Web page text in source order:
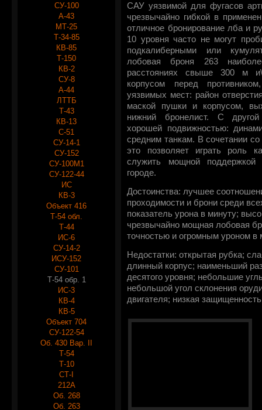
СУ-100
А-43
МТ-25
Т-34-85
КВ-85
Т-150
КВ-2
СУ-8
А-44
ЛТТБ
Т-43
КВ-13
С-51
СУ-14-1
СУ-152
СУ-100М1
СУ-122-44
ИС
КВ-3
Объект 416
Т-54 обл.
Т-44
ИС-6
СУ-14-2
ИСУ-152
СУ-101
Т-54 обр. 1
ИС-3
КВ-4
КВ-5
Объект 704
СУ-122-54
Об. 430 Вар. II
Т-54
Т-10
СТ-I
212А
Об. 268
Об. 263
САУ уязвимой для фугасов
чрезвычайно гибкой в
отличное бронирование лба и
10 уровня часто не могут
подкалиберными или
лобовая броня 263
расстояниях свыше 300 м
корпусом перед
уязвимых мест: район
маской пушки и корпусом,
нижний бронелист. С
хорошей подвижностью:
средним танкам. В сочетании
это позволяет играть роль
служить мощной
городе.
Достоинства: лучшее
проходимости и брони среди
показатель урона в минуту;
чрезвычайно мощная лобовая
точностью и огромным уроном в
Недостатки: открытая рубка;
длинный корпус; наименьший
десятого уровня; небольшие
небольшой угол склонения
двигателя; низкая